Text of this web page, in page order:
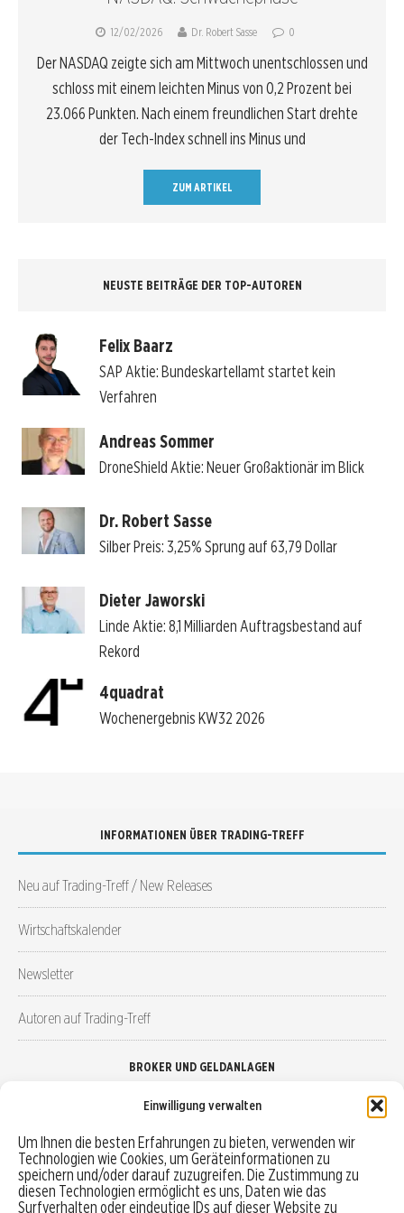
Einwilligung verwalten
Um Ihnen die besten Erfahrungen zu bieten, verwenden wir
Technologien wie Cookies, um Geräteinformationen zu
speichern und/oder darauf zuzugreifen. Die Zustimmung zu
diesen Technologien ermöglicht es uns, Daten wie das
Surfverhalten oder eindeutige IDs auf dieser Website zu
12/02/2026 Dr. Robert Sasse 0
Der NASDAQ zeigte sich am Mittwoch unentschlossen und
schloss mit einem leichten Minus von 0,2 Prozent bei
23.066 Punkten. Nach einem freundlichen Start drehte
der Tech-Index schnell ins Minus und
ZUM ARTIKEL
NEUSTE BEITRÄGE DER TOP-AUTOREN
Felix Baarz
SAP Aktie: Bundeskartellamt startet kein
Verfahren
Andreas Sommer
DroneShield Aktie: Neuer Großaktionär im Blick
Dr. Robert Sasse
Silber Preis: 3,25% Sprung auf 63,79 Dollar
Dieter Jaworski
Linde Aktie: 8,1 Milliarden Auftragsbestand auf
Rekord
4quadrat
Wochenergebnis KW32 2026
INFORMATIONEN ÜBER TRADING-TREFF
Neu auf Trading-Treff / New Releases
Wirtschaftskalender
Newsletter
Autoren auf Trading-Treff
BROKER UND GELDANLAGEN
Robo-Advisor vergleichen
Depotvergleich